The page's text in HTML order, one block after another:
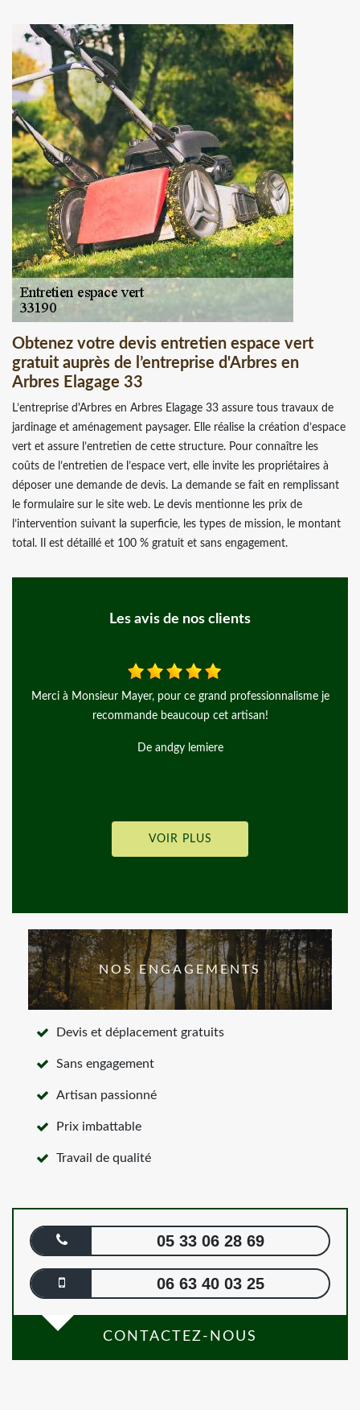
Obtenez votre devis entretien espace vert
gratuit auprès de l’entreprise d'Arbres en
Arbres Elagage 33
L’entreprise d'Arbres en Arbres Elagage 33 assure tous travaux de
jardinage et aménagement paysager. Elle réalise la création d’espace
vert et assure l’entretien de cette structure. Pour connaître les
coûts de l’entretien de l’espace vert, elle invite les propriétaires à
déposer une demande de devis. La demande se fait en remplissant
le formulaire sur le site web. Le devis mentionne les prix de
l’intervention suivant la superficie, les types de mission, le montant
total. Il est détaillé et 100 % gratuit et sans engagement.
Les avis de nos clients
Merci à Monsieur Mayer, pour ce grand professionnalisme je
recommande beaucoup cet artisan!
De andgy lemiere
VOIR PLUS
NOS ENGAGEMENTS
Devis et déplacement gratuits
Sans engagement
Artisan passionné
Prix imbattable
Travail de qualité
05 33 06 28 69
06 63 40 03 25
CONTACTEZ-NOUS